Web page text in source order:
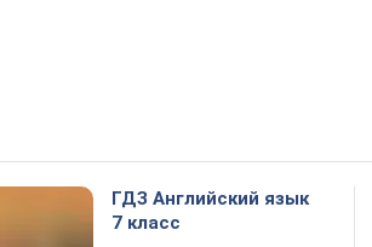
ГДЗ Английский язык
7 класс